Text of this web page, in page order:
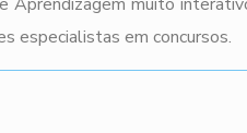
especialistas em concursos.